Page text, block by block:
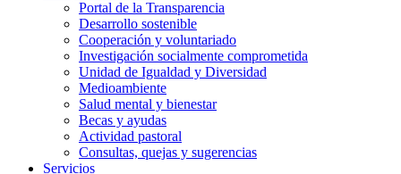
Portal de la Transparencia
Desarrollo sostenible
Cooperación y voluntariado
Investigación socialmente comprometida
Unidad de Igualdad y Diversidad
Medioambiente
Salud mental y bienestar
Becas y ayudas
Actividad pastoral
Consultas, quejas y sugerencias
Servicios